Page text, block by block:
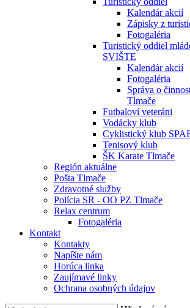
Kalendár akcií
Zápisky z
Fotogaléria
Turistický oddiel
SVIŠTE
Kalendár akcií
Fotogaléria
Správa o
Tlmače
Futbaloví veteráni
Vodácky klub
Cyklistický klub
Tenisový klub
ŠK Karate Tlmače
Región aktuálne
Pošta Tlmače
Zdravotné služby
Polícia SR - OO PZ Tlmače
Relax centrum
Fotogaléria
Kontakt
Kontakty
Napíšte nám
Horúca linka
Zaujímavé linky
Ochrana osobných údajov